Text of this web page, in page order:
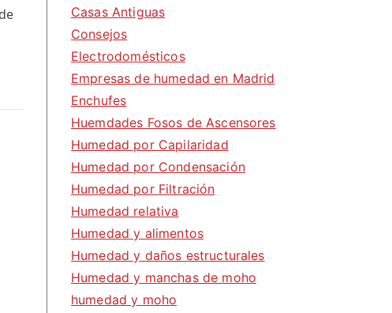
Casas Antiguas
Consejos
Electrodomésticos
Empresas de humedad en Madrid
Enchufes
Huemdades Fosos de Ascensores
Humedad por Capilaridad
Humedad por Condensación
Humedad por Filtración
Humedad relativa
Humedad y alimentos
Humedad y daños estructurales
Humedad y manchas de moho
humedad y moho